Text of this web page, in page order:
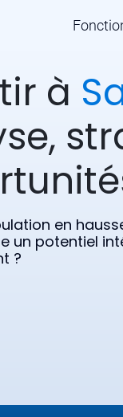
à
en
un potentiel
?